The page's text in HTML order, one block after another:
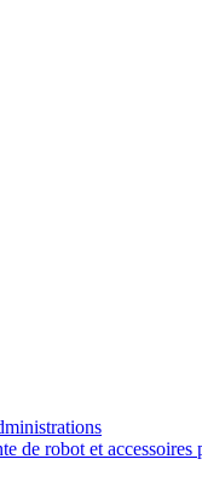
de robot et accessoires